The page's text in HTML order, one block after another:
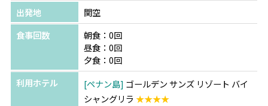
出発地
関空
食事回数
朝食：0回
昼食：0回
夕食：0回
利用ホテル
ペナン島 ゴールデン サンズ リゾート バイ
シャングリラ★★★★